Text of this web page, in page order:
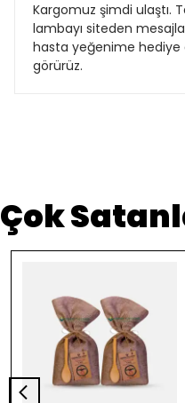
Kargomuz şimdi ulaştı.
lambayı siteden
hasta yeğenime hediye
görürüz.
Çok